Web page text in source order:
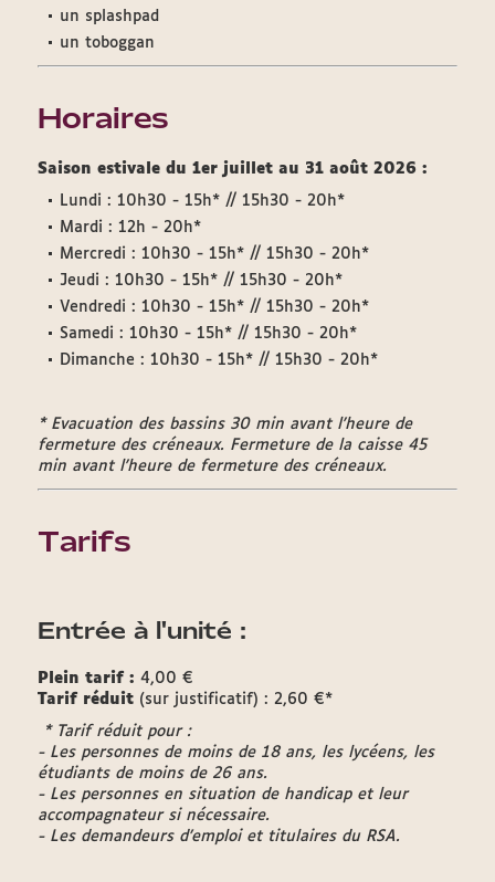
un splashpad
un toboggan
Horaires
Saison estivale du 1er juillet au 31 août 2026 :
Lundi : 10h30 - 15h* // 15h30 - 20h*
Mardi : 12h - 20h*
Mercredi : 10h30 - 15h* // 15h30 - 20h*
Jeudi : 10h30 - 15h* // 15h30 - 20h*
Vendredi : 10h30 - 15h* // 15h30 - 20h*
Samedi : 10h30 - 15h* // 15h30 - 20h*
Dimanche : 10h30 - 15h* // 15h30 - 20h*
* Evacuation des bassins 30 min avant l'heure de
fermeture des créneaux. Fermeture de la caisse 45
min avant l'heure de fermeture des créneaux.
Tarifs
Entrée à l'unité :
Plein tarif : 4,00 €
Tarif réduit (sur justificatif) : 2,60 €*
* Tarif réduit pour :
- Les personnes de moins de 18 ans, les lycéens, les
étudiants de moins de 26 ans.
- Les personnes en situation de handicap et leur
accompagnateur si nécessaire.
- Les demandeurs d’emploi et titulaires du RSA.